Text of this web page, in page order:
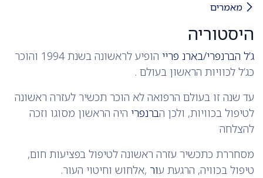
מאמרים
היסטוריה
ג’ל הברנפרי/בארנ פריי
הופיע לראשונה בשנת 1994 והוכר
כג’ל לכוויות הראשון בעולם .
עד שנה זו בעולם הרפואה לא הוכר תכשיר לעזרה ראשונה
לטיפול בכוויות, ולכן הברנפרי היה הראשון מסוגו וזכה
להצלחה
מסחררת כתכשיר עזרה ראשונה לטיפול בפציעות חום,
טיפול בכוויה, הרגעת עור ,אלחוש וחיטוי העור.